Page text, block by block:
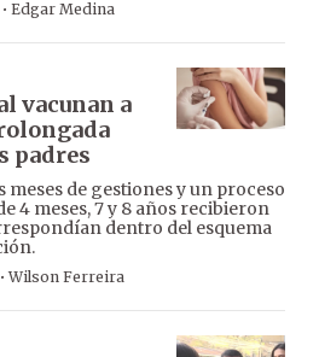
· Edgar Medina
vacunan a
padres
meses de gestiones y un proceso
4 meses, 7 y 8 años recibieron
dentro del esquema
·Wilson Ferreira